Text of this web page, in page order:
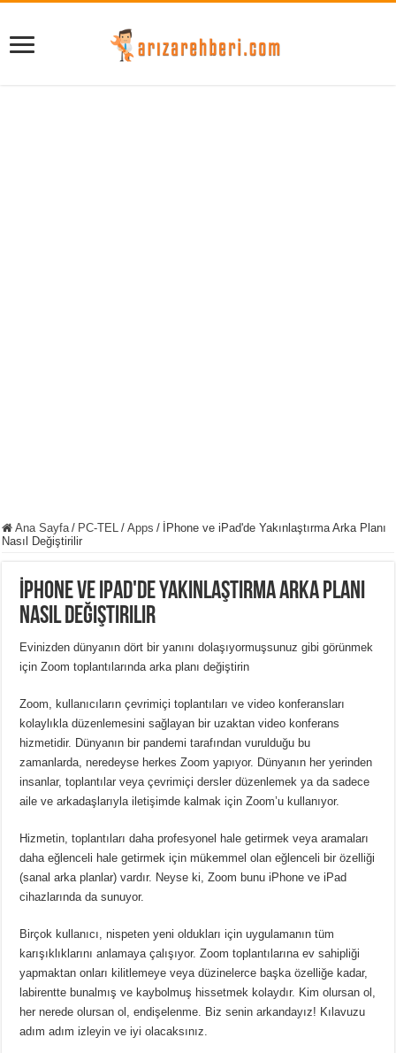
Ana Sayfa / PC-TEL / Apps / İPhone ve iPad'de Yakınlaştırma Arka Planı
Nasıl Değiştirilir
İPhone ve iPad'de Yakınlaştırma Arka Planı
Nasıl Değiştirilir
Evinizden dünyanın dört bir yanını dolaşıyormuşsunuz gibi görünmek
için Zoom toplantılarında arka planı değiştirin
Zoom, kullanıcıların çevrimiçi toplantıları ve video konferansları
kolaylıkla düzenlemesini sağlayan bir uzaktan video konferans
hizmetidir. Dünyanın bir pandemi tarafından vurulduğu bu
zamanlarda, neredeyse herkes Zoom yapıyor. Dünyanın her yerinden
insanlar, toplantılar veya çevrimiçi dersler düzenlemek ya da sadece
aile ve arkadaşlarıyla iletişimde kalmak için Zoom’u kullanıyor.
Hizmetin, toplantıları daha profesyonel hale getirmek veya aramaları
daha eğlenceli hale getirmek için mükemmel olan eğlenceli bir özelliği
(sanal arka planlar) vardır. Neyse ki, Zoom bunu iPhone ve iPad
cihazlarında da sunuyor.
Birçok kullanıcı, nispeten yeni oldukları için uygulamanın tüm
karışıklıklarını anlamaya çalışıyor. Zoom toplantılarına ev sahipliği
yapmaktan onları kilitlemeye veya düzinelerce başka özelliğe kadar,
labirentte bunalmış ve kaybolmuş hissetmek kolaydır. Kim olursan ol,
her nerede olursan ol, endişelenme. Biz senin arkandayız! Kılavuzu
adım adım izleyin ve iyi olacaksınız.